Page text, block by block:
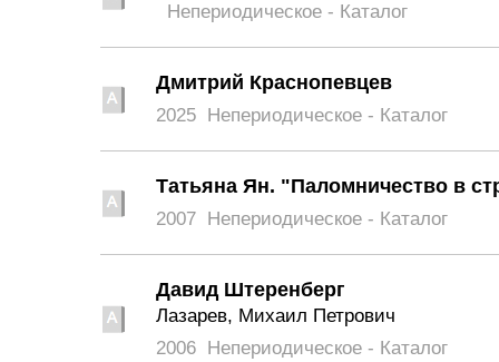
Непериодическое - Каталог
Дмитрий Краснопевцев
2025 Непериодическое - Каталог
Татьяна Ян. "Паломничество в
2007 Непериодическое - Каталог
Давид Штеренберг
Лазарев, Михаил Петрович
2006 Непериодическое - Каталог